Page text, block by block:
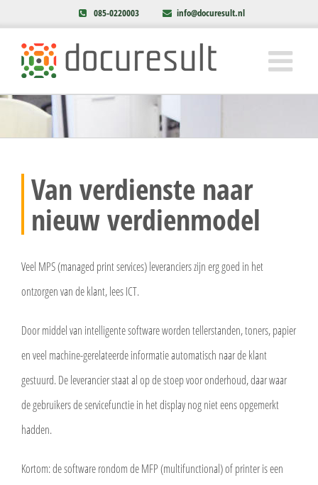
085-0220003 info@docuresult.nl
Van verdienste naar
nieuw verdienmodel
Veel MPS (managed print services) leveranciers zijn erg goed in het
ontzorgen van de klant, lees ICT.
Door middel van intelligente software worden tellerstanden, toners, papier
en veel machine-gerelateerde informatie automatisch naar de klant
gestuurd. De leverancier staat al op de stoep voor onderhoud, daar waar
de gebruikers de servicefunctie in het display nog niet eens opgemerkt
hadden.
Kortom: de software rondom de MFP (multifunctional) of printer is een